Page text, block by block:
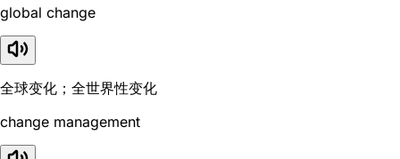
global change
全球变化；全世界性变化
change management